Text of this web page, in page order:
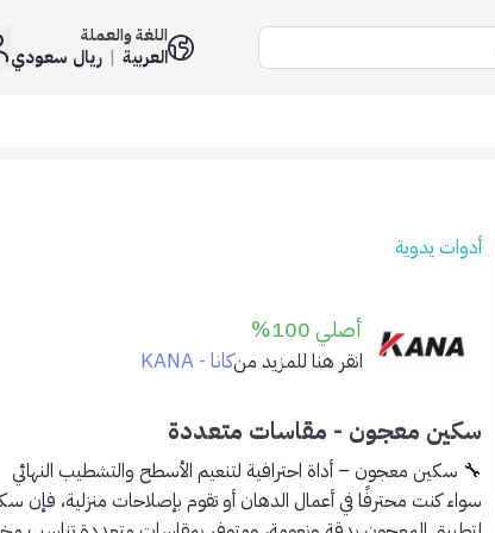
اللغة والعملة
العربية | ريال سعودي
أدوات يدوية
أصلي 100%
انقر هنا للمزيد منكانا - KANA
سكين معجون - مقاسات متعددة
🔧 سكين معجون – أداة احترافية لتنعيم الأسطح والتشطيب النهائي
سواء كنت محترفًا في أعمال الدهان أو تقوم بإصلاحات منزلية، فإن